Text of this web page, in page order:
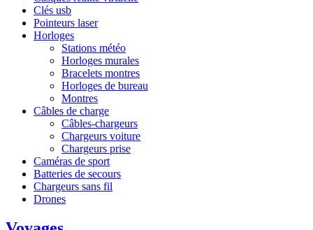
Clés usb
Pointeurs laser
Horloges
Stations météo
Horloges murales
Bracelets montres
Horloges de bureau
Montres
Câbles de charge
Câbles-chargeurs
Chargeurs voiture
Chargeurs prise
Caméras de sport
Batteries de secours
Chargeurs sans fil
Drones